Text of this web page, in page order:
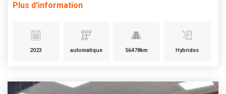
Plus d'information
2023 automatique 56478km Hybrides